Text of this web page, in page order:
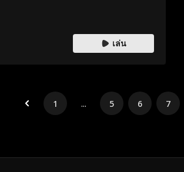
เล่น
1 ... 5 6 7